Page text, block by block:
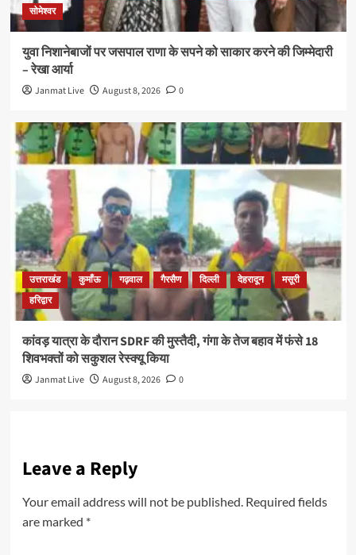
सोमेश्वर
युवा निशानेबाजों पर जसपाल राणा के सपने को साकार करने की जिम्मेदारी
– रेखा आर्या
Janmat Live August 8, 2026 0
उत्तराखंड कुमाँऊ गढ़वाल गैरसैण दिल्ली देहरादून
मसूरी
हरिद्वार
कांवड़ यात्रा के दौरान SDRF की मुस्तैदी, गंगा के तेज बहाव में फंसे 18
शिवभक्तों को सकुशल रेस्क्यू किया
Janmat Live August 8, 2026 0
Leave a Reply
Your email address will not be published. Required fields
are marked *